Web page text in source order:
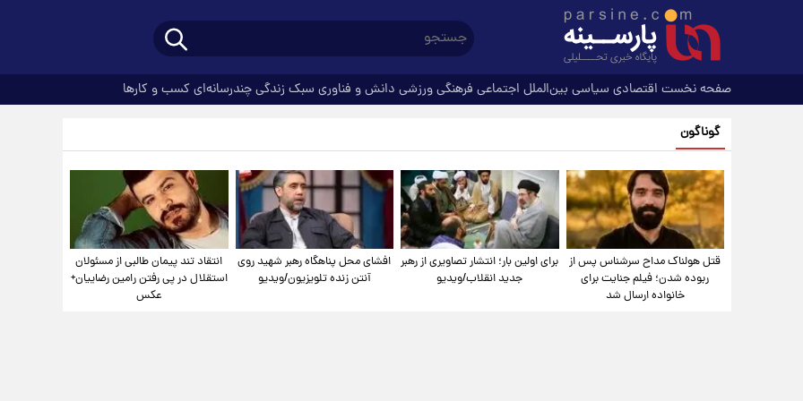
صفحه نخست اقتصادی سیاسی بین‌الملل اجتماعی فرهنگیورزشی دانش و فناوری سبک زندگیچندرسانه‌ای کسب و کارها
گوناگون
قتل هولناک مداح سرشناس پس از
ربوده شدن؛ فیلم جنایت برای
خانواده ارسال شد
برای اولین بار؛ انتشار تصاویری از رهبر
جدید انقلاب/ویدیو
افشای محل پناهگاه‌ رهبر شهید روی
آنتن زنده تلویزیون/ویدیو
انتقاد تند پیمان طالبی از مسئولان
استقلال در پی رفتن رامین رضاییان+
عکس